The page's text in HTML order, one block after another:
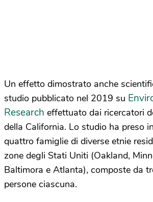
Un effetto dimostrato anche
studio pubblicato nel 2019 su
Research effettuato dai ricercatori
della California. Lo studio ha preso
quattro famiglie di diverse etnie
zone degli Stati Uniti (Oakland,
Baltimora e Atlanta), composte da
persone ciascuna.